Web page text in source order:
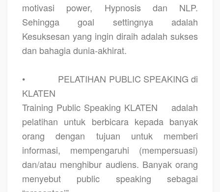
motivasi power, Hypnosis dan NLP.
Sehingga goal settingnya adalah
Kesuksesan yang ingin diraih adalah sukses
dan bahagia dunia-akhirat.
•
PELATIHAN PUBLIC SPEAKING di
KLATEN
Training Public Speaking KLATEN
adalah
pelatihan untuk berbicara kepada banyak
orang dengan tujuan untuk memberi
informasi, mempengaruhi (mempersuasi)
dan/atau menghibur audiens. Banyak orang
menyebut public speaking sebagai